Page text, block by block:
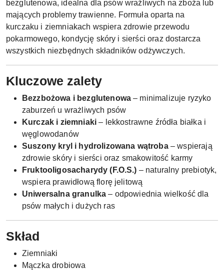
bezglutenowa, idealna dla psów wrażliwych na zboża lub
mających problemy trawienne. Formuła oparta na
kurczaku i ziemniakach wspiera zdrowie przewodu
pokarmowego, kondycję skóry i sierści oraz dostarcza
wszystkich niezbędnych składników odżywczych.
Kluczowe zalety
Bezzbożowa i bezglutenowa – minimalizuje ryzyko
zaburzeń u wrażliwych psów
Kurczak i ziemniaki – lekkostrawne źródła białka i
węglowodanów
Suszony kryl i hydrolizowana wątroba– wspierają
zdrowie skóry i sierści oraz smakowitość karmy
Fruktooligosacharydy (F.O.S.) – naturalny prebiotyk,
wspiera prawidłową florę jelitową
Uniwersalna granulka – odpowiednia wielkość dla
psów małych i dużych ras
Skład
Ziemniaki
Mączka drobiowa